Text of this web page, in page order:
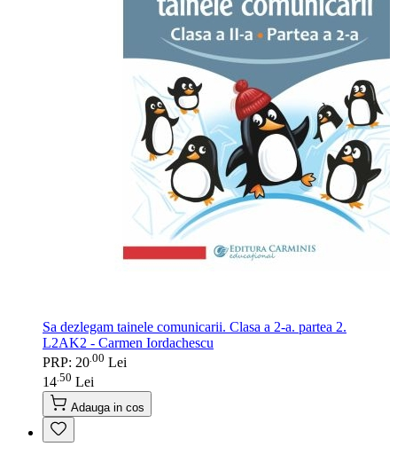
Sa dezlegam tainele comunicarii. Clasa a 2-a. partea 2.
L2AK2 - Carmen Iordachescu
PRP: 20 00 Lei
14 50 Lei
Adauga in cos